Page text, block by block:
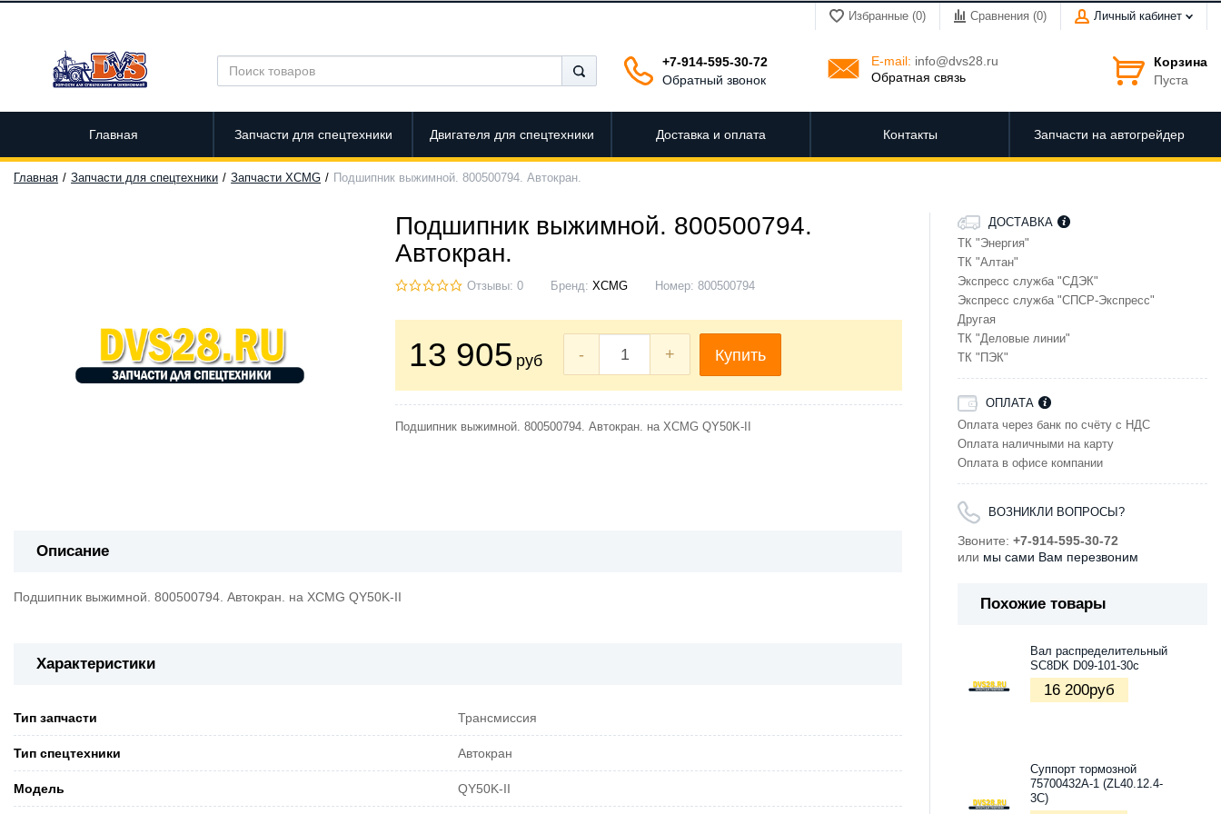
Избранные (0) Сравнения (0) Личный кабинет
+7-914-595-30-72
Обратный звонок
E-mail: info@dvs28.ru
Обратная связь
Корзина
Пуста
Главная Запчасти для спецтехники Двигателя для спецтехники Доставка и оплата Контакты Запчасти на автогрейдер
Главная Запчасти для спецтехники Запчасти XCMG Подшипник выжимной. 800500794. Автокран.
Подшипник выжимной. 800500794.
Автокран.
Отзывы: 0 Бренд: XCMG Номер: 800500794
13 905 руб - + Купить
Подшипник выжимной. 800500794. Автокран. на XCMG QY50K-II
Описание
Подшипник выжимной. 800500794. Автокран. на XCMG QY50K-II
Характеристики
Тип запчасти Трансмиссия
Тип спецтехники Автокран
Модель QY50K-II
ДОСТАВКА
ТК "Энергия"
ТК "Алтан"
Экспресс служба "СДЭК"
Экспресс служба "СПСР-Экспресс"
Другая
ТК "Деловые линии"
ТК "ПЭК"
ОПЛАТА
Оплата через банк по счёту с НДС
Оплата наличными на карту
Оплата в офисе компании
ВОЗНИКЛИ ВОПРОСЫ?
Звоните: +7-914-595-30-72
или мы сами Вам перезвоним
Похожие товары
Вал распределительный
SC8DK D09-101-30c
16 200руб
Суппорт тормозной
75700432А-1 (ZL40.12.4-
3C)